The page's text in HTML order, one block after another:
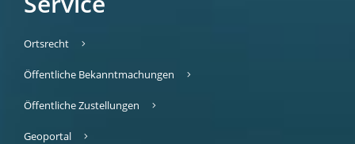
Ortsrecht
Öffentliche Bekanntmachungen
Öffentliche Zustellungen
Geoportal